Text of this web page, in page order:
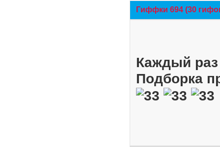
Гиффки 694 (30
Каждый
Подборка